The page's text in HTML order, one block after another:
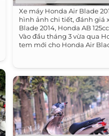
Xe máy Honda Air Blade
hình ảnh chi tiết, đánh giá
Blade 2014, Honda AB
Vào đầu tháng 3 vừa qua
tem mới cho Honda Air